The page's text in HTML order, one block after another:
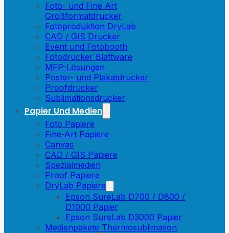
Foto- und Fine Art
Großformatdrucker
Fotoproduktion DryLab
CAD / GIS Drucker
Event und Fotobooth
Fotodrucker Blattware
MFP-Lösungen
Poster- und Plakatdrucker
Proofdrucker
Sublimationsdrucker
Papier Und Medien
Foto Papiere
Fine-Art Papiere
Canvas
CAD / GIS Papiere
Spezialmedien
Proof Papiere
DryLab Papiere
Epson SureLab D700 / D800 /
D1000 Papier
Epson SureLab D3000 Papier
Medienpakete Thermosublimation